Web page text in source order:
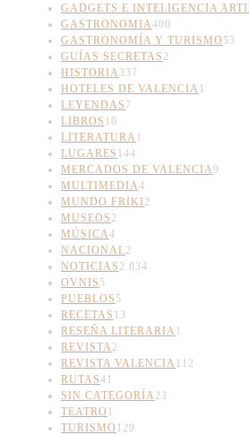
GADGETS E INTELIGENCIA
GASTRONOMIA400
GASTRONOMÍA Y TURISMO 53
GUÍAS SECRETAS 2
HISTORIA 337
HOTELES DE VALENCIA 1
LEYENDAS 7
LIBROS 10
LITERATURA 1
LUGARES 144
MERCADOS DE VALENCIA9
MULTIMEDIA4
MUNDO FRIKI2
MUSEOS 2
MÚSICA4
NACIONAL2
NOTICIAS 2.034
OVNIS 5
PUEBLOS 5
RECETAS 13
RESEÑA LITERARIA 1
REVISTA 2
REVISTA VALENCIA 112
RUTAS41
SIN CATEGORÍA 23
TEATRO 1
TURISMO 129